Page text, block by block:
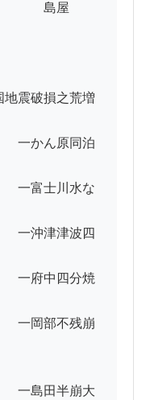
　　島屋
震破損之荒増
　一かん原同泊
　一富士川水な
一沖津津波四
　一府中四分焼
　一岡部不残崩
　一島田半崩大